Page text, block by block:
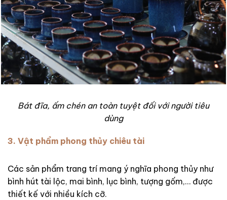
Bát đĩa, ấm chén an toàn tuyệt đối với người tiêu
dùng
3. Vật phẩm phong thủy chiêu tài
Các sản phẩm trang trí mang ý nghĩa phong thủy như
bình hút tài lộc, mai bình, lục bình, tượng gốm,… được
thiết kế với nhiều kích cỡ.